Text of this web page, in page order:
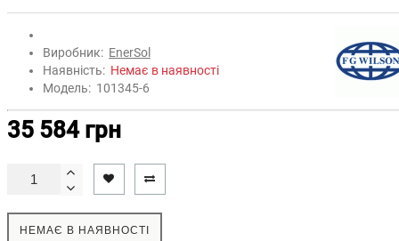
Виробник: EnerSol
Наявність: Немає в наявності
Модель: 101345-6
35 584 грн
НЕМАЄ В НАЯВНОСТІ